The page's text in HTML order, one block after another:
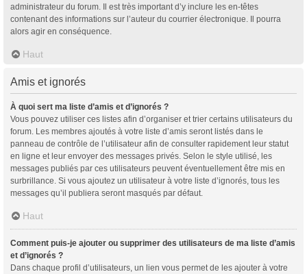
administrateur du forum. Il est très important d’y inclure les en-têtes
contenant des informations sur l’auteur du courrier électronique. Il pourra
alors agir en conséquence.
Haut
Amis et ignorés
À quoi sert ma liste d’amis et d’ignorés ?
Vous pouvez utiliser ces listes afin d’organiser et trier certains utilisateurs du
forum. Les membres ajoutés à votre liste d’amis seront listés dans le
panneau de contrôle de l’utilisateur afin de consulter rapidement leur statut
en ligne et leur envoyer des messages privés. Selon le style utilisé, les
messages publiés par ces utilisateurs peuvent éventuellement être mis en
surbrillance. Si vous ajoutez un utilisateur à votre liste d’ignorés, tous les
messages qu’il publiera seront masqués par défaut.
Haut
Comment puis-je ajouter ou supprimer des utilisateurs de ma liste d’amis
et d’ignorés ?
Dans chaque profil d’utilisateurs, un lien vous permet de les ajouter à votre